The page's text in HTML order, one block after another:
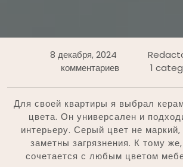
8 декабря, 2024
комментариев
1
Для своей квартиры я выбрал
цвета. Он универсален и
интерьеру. Серый цвет не
заметны загрязнения. К тому
сочетается с любым цветом